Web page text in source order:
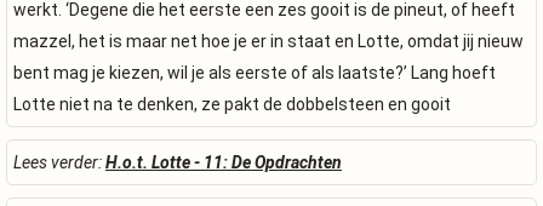
werkt. ‘Degene die het eerste een zes gooit is de pineut, of heeft
mazzel, het is maar net hoe je er in staat en Lotte, omdat jij nieuw
bent mag je kiezen, wil je als eerste of als laatste?’ Lang hoeft
Lotte niet na te denken, ze pakt de dobbelsteen en gooit
Lees verder:H.o.t. Lotte - 11: De Opdrachten